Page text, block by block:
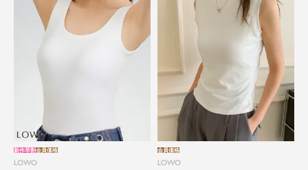
LOWO
新作早割会員価格
LOWO
会員価格